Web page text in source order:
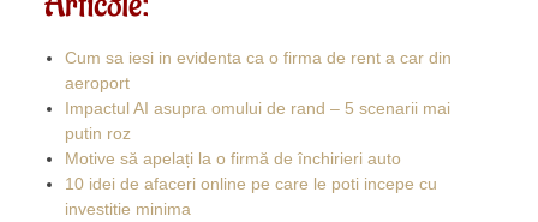
Cum sa iesi in evidenta ca o firma de rent a car din
aeroport
Impactul AI asupra omului de rand – 5 scenarii mai
putin roz
Motive să apelați la o firmă de închirieri auto
10 idei de afaceri online pe care le poti incepe cu
investitie minima